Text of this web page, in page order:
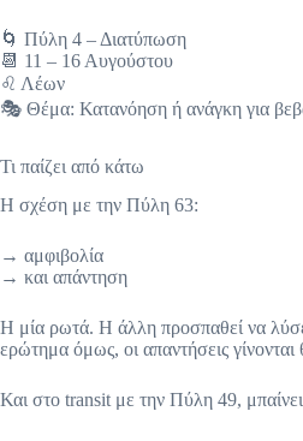
🌀 Πύλη 4 – Διατύπωση
📆 11 – 16 Αυγούστου
♌ Λέων
🎭 Θέμα: Κατανόηση ή ανάγκη για
Τι παίζει από κάτω
Η σχέση με την Πύλη 63:
→ αμφιβολία
→ και απάντηση
Η μία ρωτά. Η άλλη προσπαθεί να
ερώτημα όμως, οι απαντήσεις γίνονται
Και στο transit με την Πύλη 49,